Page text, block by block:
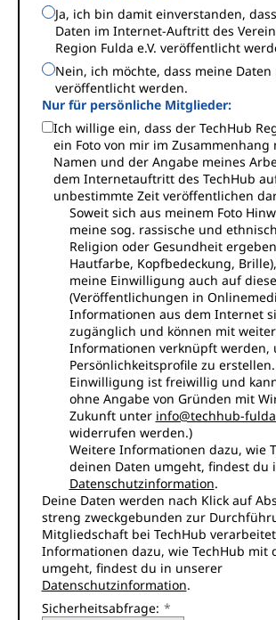
Ja, ich bin damit einverstanden,
Daten im Internet-Auftritt des
Region Fulda e.V. veröffentlicht
Nein, ich möchte, dass meine Daten
veröffentlicht werden.
Nur für persönliche Mitglieder:
Ich willige ein, dass der TechHub
ein Foto von mir im Zusammenhang
Namen und der Angabe meines
dem Internetauftritt des TechHub
unbestimmte Zeit veröffentlichen
Soweit sich aus meinem Foto
meine sog. rassische und
Religion oder Gesundheit
Hautfarbe, Kopfbedeckung,
meine Einwilligung auch auf
(Veröffentlichungen in
Informationen aus dem Internet
zugänglich und können mit
Informationen verknüpft werden,
Persönlichkeitsprofile zu
Einwilligung ist freiwillig und
ohne Angabe von Gründen mit
Zukunft unter info@techhub-
widerrufen werden.)
Weitere Informationen dazu, wie
deinen Daten umgeht, findest du
Datenschutzinformation.
Deine Daten werden nach Klick auf
streng zweckgebunden zur
Mitgliedschaft bei TechHub
Informationen dazu, wie TechHub mit
umgeht, findest du in unserer
Datenschutzinformation.
Sicherheitsabfrage: